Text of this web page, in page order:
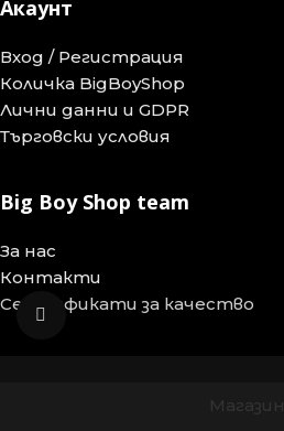
Увеличение
Акаунт
Вход / Регистрация
Количка BigBoyShop
Лични данни и GDPR
Търговски условия
Big Boy Shop team
За нас
Контакти
Сертификати за качество
Магазин